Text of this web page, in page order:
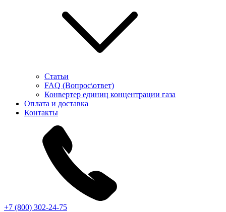
Статьи
FAQ (Вопрос\ответ)
Конвертер единиц концентрации газа
Оплата и доставка
Контакты
+7 (800) 302-24-75